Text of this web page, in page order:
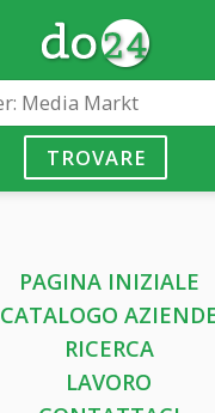
TROVARE
PAGINA INIZIALE
CATALOGO
RICERCA
LAVORO